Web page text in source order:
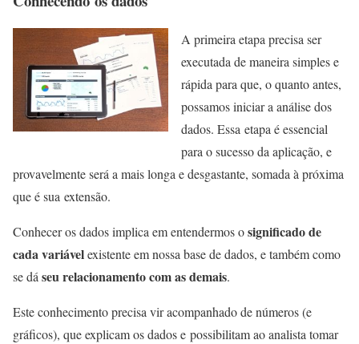
A primeira etapa precisa ser
executada de maneira simples e
rápida para que, o quanto antes,
possamos iniciar a análise dos
dados. Essa etapa é essencial
para o sucesso da aplicação, e
provavelmente será a mais longa e desgastante, somada à próxima
que é sua extensão.
Conhecer os dados implica em entendermos osignificado de
cada variávelexistente em nossa base de dados, e também como
se dáseu relacionamento com as demais.
Este conhecimento precisa vir acompanhado de números (e
gráficos), que explicam os dados e possibilitam ao analista tomar